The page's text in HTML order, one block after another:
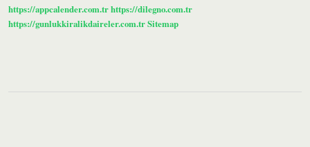
https://appcalender.com.trhttps://dilegno.com.tr
https://gunlukkiralikdaireler.com.trSitemap